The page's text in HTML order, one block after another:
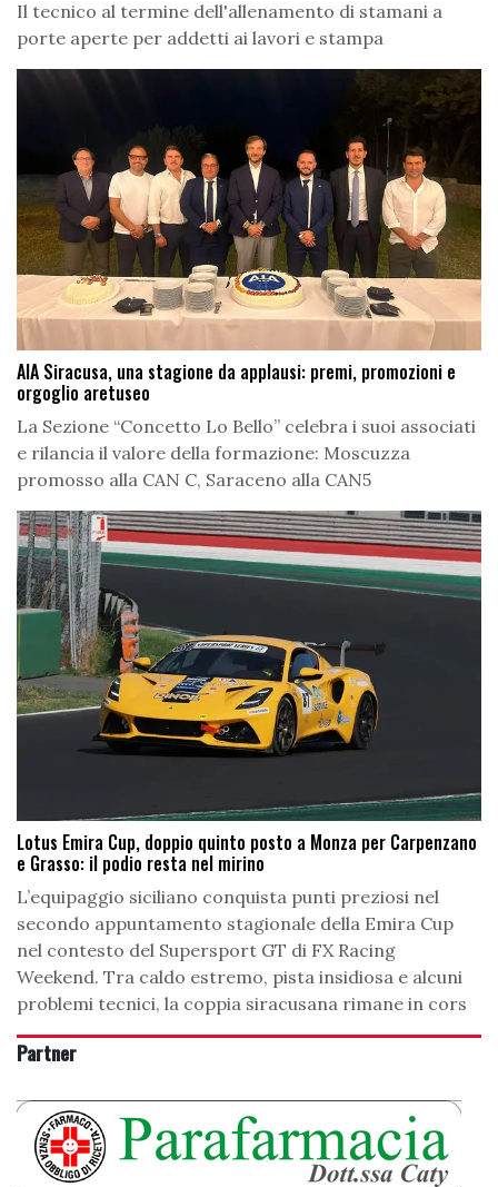
Il tecnico al termine dell'allenamento di stamani a
porte aperte per addetti ai lavori e stampa
AIA Siracusa, una stagione da applausi: premi, promozioni e
orgoglio aretuseo
La Sezione “Concetto Lo Bello” celebra i suoi associati
e rilancia il valore della formazione: Moscuzza
promosso alla CAN C, Saraceno alla CAN5
Lotus Emira Cup, doppio quinto posto a Monza per Carpenzano
e Grasso: il podio resta nel mirino
L’equipaggio siciliano conquista punti preziosi nel
secondo appuntamento stagionale della Emira Cup
nel contesto del Supersport GT di FX Racing
Weekend. Tra caldo estremo, pista insidiosa e alcuni
problemi tecnici, la coppia siracusana rimane in cors
Partner